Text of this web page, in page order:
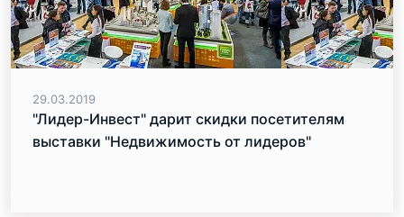
29.03.2019
"Лидер-Инвест" дарит скидки посетителям
выставки "Недвижимость от лидеров"